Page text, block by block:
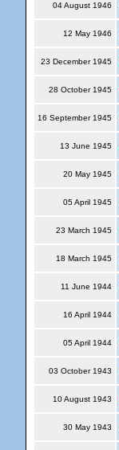
04 August 1946
12 May 1946
23 December 1945
28 October 1945
16 September 1945
13 June 1945
20 May 1945
05 April 1945
23 March 1945
18 March 1945
11 June 1944
16 April 1944
05 April 1944
03 October 1943
10 August 1943
30 May 1943